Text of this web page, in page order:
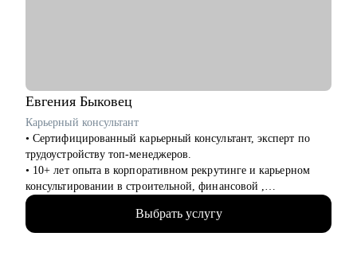
Евгения Быковец
Карьерный консультант
• Сертифицированный карьерный консультант, эксперт по
трудоустройству топ-менеджеров.
• 10+ лет опыта в корпоративном рекрутинге и карьерном
консультировании в строительной, финансовой ,
производственной сферах — знаю, как думают HR и какие
решения принимают первые лица компаний.
• Подтвержденная экспертиза — член Ассоциации
Выбрать услугу